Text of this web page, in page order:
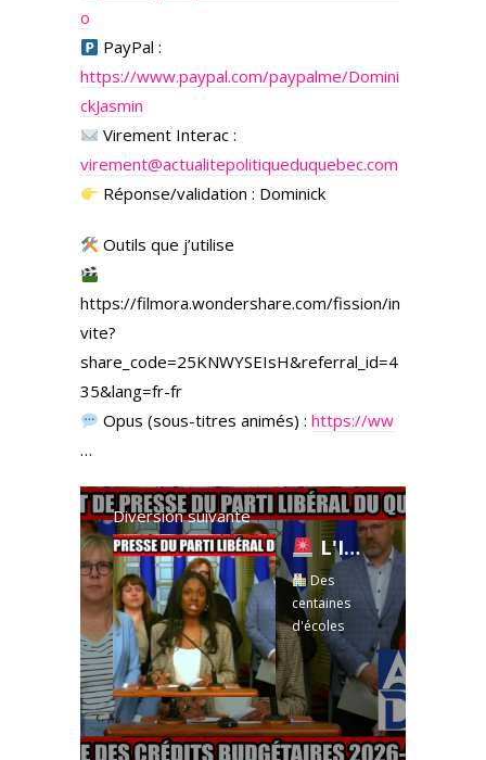
o
PayPal :
https://www.paypal.com/paypalme/Domini
ckJasmin
Virement Interac :
virement@actualitepolitiqueduquebec.com
Réponse/validation : Dominick
Outils que j’utilise
https://filmora.wondershare.com/fission/in
vite?
share_code=25KNWYSEIsH&referral_id=4
35&lang=fr-fr
Opus (sous-titres animés) :https://ww
…
Diversion suivante
L'IMSE est brisé : des centaines d'écoles vont perdre des services à la rentrée!
Des
centaines
d'écoles
québécoises
risquent de
perdre des
dizaines de
milliers de